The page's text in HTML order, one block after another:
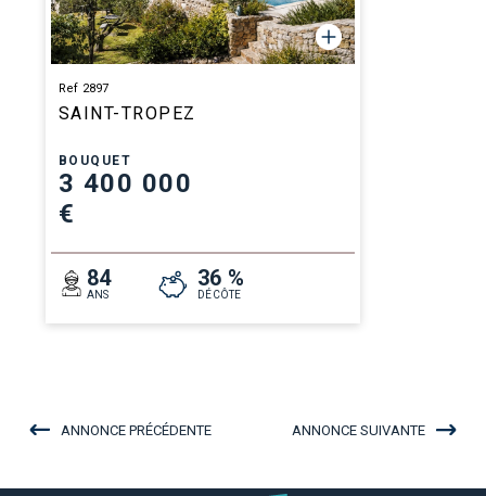
Ref 2897
SAINT-TROPEZ
BOUQUET
3 400 000
€
84
ANS
36 %
DÉCÔTE
ANNONCE PRÉCÉDENTE ANNONCE SUIVANTE